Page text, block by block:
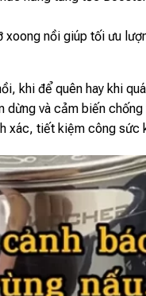
nồi giúp tối ưu
khi để quên hay khi
và cảm biến
xác, tiết kiệm công sức